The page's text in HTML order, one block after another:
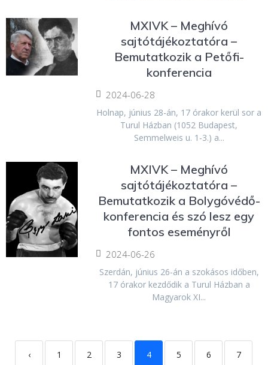
MXIVK – Meghívó
sajtótájékoztatóra –
Bemutatkozik a Petőfi-
konferencia
2024-06-28
Holnap, június 28-án, 17 órakor kerül sor a
Turul Házban (1052 Budapest,
Semmelweis u. 1-3.) a...
MXIVK – Meghívó
sajtótájékoztatóra –
Bemutatkozik a Bolygóvédő-
konferencia és szó lesz egy
fontos eseményről
2024-06-26
Szerdán, június 26-án a szokásos időben,
17 órakor kezdődik a Turul Házban a
Magyarok XI...
‹ 1 2 3 4 5 6 7